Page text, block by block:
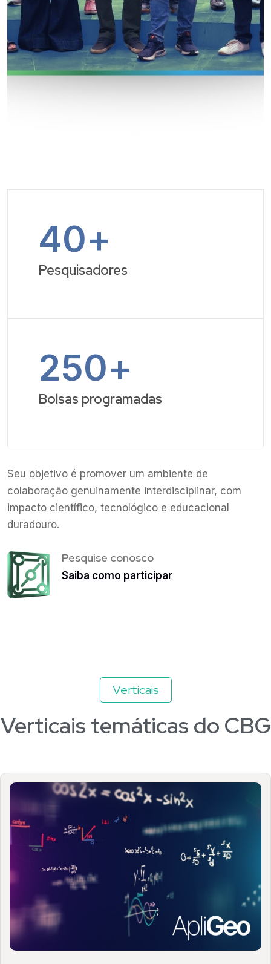
40+
Pesquisadores
250+
Bolsas programadas
Seu objetivo é promover um ambiente de
colaboração genuinamente interdisciplinar, com
impacto científico, tecnológico e educacional
duradouro.
Pesquise conosco
Saiba como participar
Verticais
Verticais temáticas do CBG